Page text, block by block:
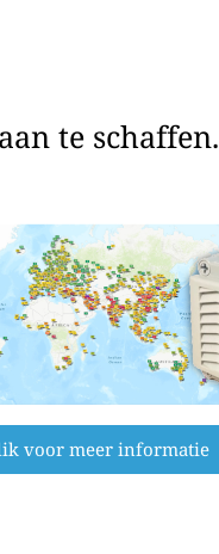
te schaffen.
voor meer informatie